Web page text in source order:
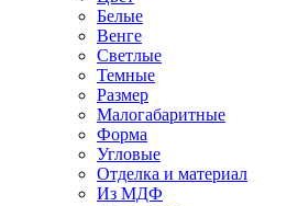
Белые
Венге
Светлые
Темные
Размер
Малогабаритные
Форма
Угловые
Отделка и материал
Из МДФ